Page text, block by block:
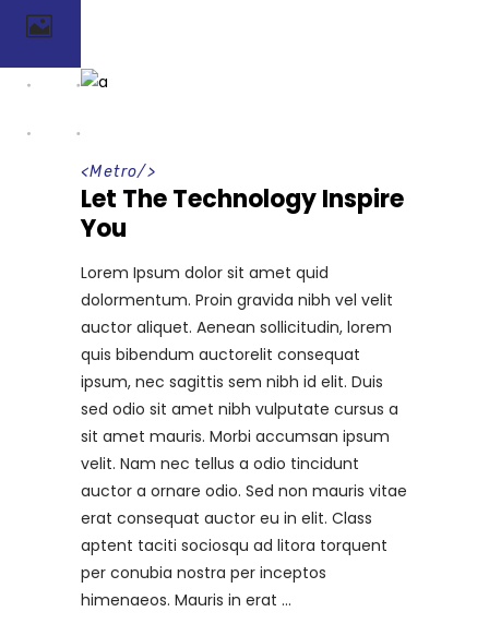
<Metro/>
Let The Technology Inspire
You
Lorem Ipsum dolor sit amet quid
dolormentum. Proin gravida nibh vel velit
auctor aliquet. Aenean sollicitudin, lorem
quis bibendum auctorelit consequat
ipsum, nec sagittis sem nibh id elit. Duis
sed odio sit amet nibh vulputate cursus a
sit amet mauris. Morbi accumsan ipsum
velit. Nam nec tellus a odio tincidunt
auctor a ornare odio. Sed non mauris vitae
erat consequat auctor eu in elit. Class
aptent taciti sociosqu ad litora torquent
per conubia nostra per inceptos
himenaeos. Mauris in erat